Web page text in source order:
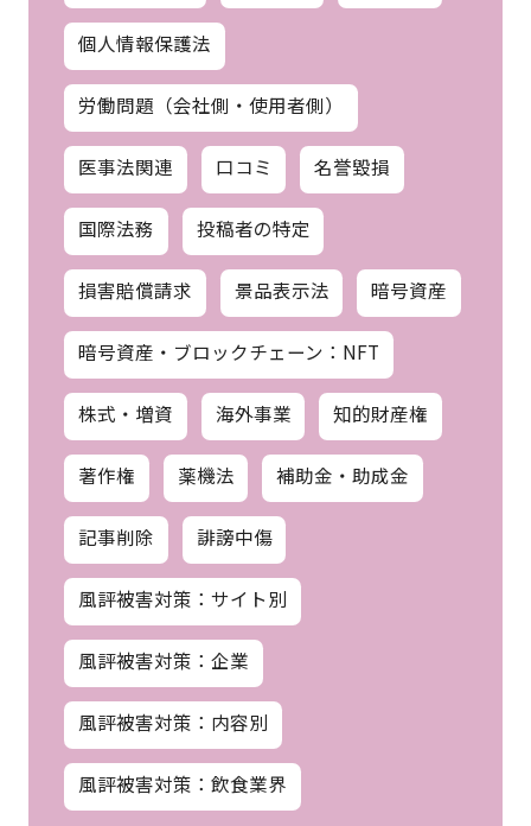
個人情報保護法
労働問題（会社側・使用者側）
医事法関連 口コミ 名誉毀損
国際法務 投稿者の特定
損害賠償請求 景品表示法 暗号資産
暗号資産・ブロックチェーン：NFT
株式・増資 海外事業 知的財産権
著作権 薬機法 補助金・助成金
記事削除 誹謗中傷
風評被害対策：サイト別
風評被害対策：企業
風評被害対策：内容別
風評被害対策：飲食業界